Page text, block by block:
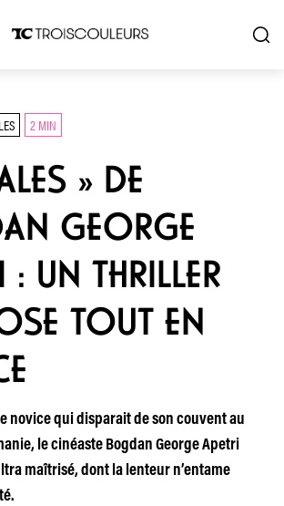
2 MIN
» DE
GEORGE
: UN THRILLER
TOUT EN
novice qui disparait de son couvent au
le cinéaste Bogdan George Apetri
maîtrisé, dont la lenteur n’entame